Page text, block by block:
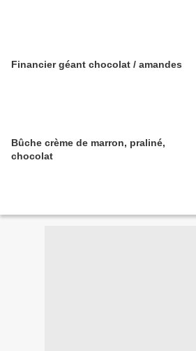
Financier géant chocolat / amandes
Bûche crème de marron, praliné,
chocolat